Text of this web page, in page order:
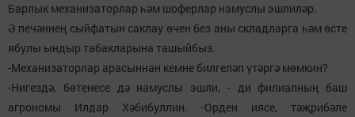
Барлык механизаторлар һәм шоферлар намуслы эшлиләр.
Ә печәннең сыйфатын саклау өчен без аны складларга һәм өсте
ябулы ындыр табакларына ташыйбыз.
-Механизаторлар арасыннан кемне билгеләп үтәргә мөмкин?
-Нигездә, бөтенесе дә намуслы эшли, - ди филиалның баш
агрономы Илдар Хәбибуллин. -Орден иясе, тәҗрибәле